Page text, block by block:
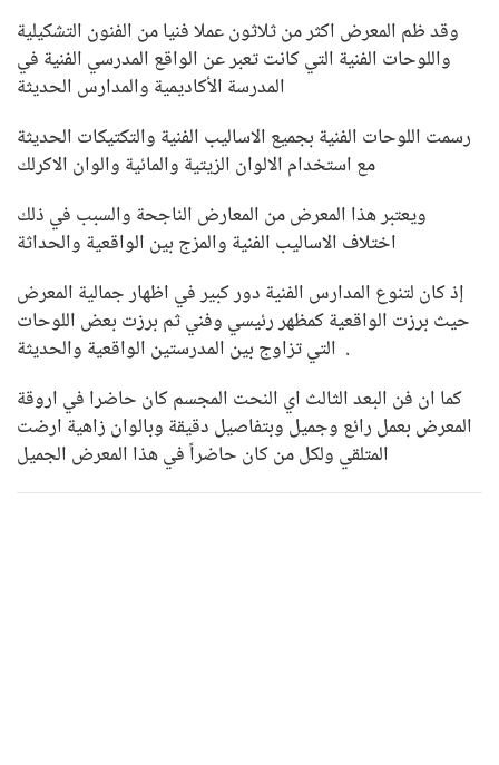
وقد ظم المعرض اكثر من ثلاثون عملا فنيا من الفنون التشكيلية
واللوحات الفنية التي كانت تعبر عن الواقع المدرسي الفنية في
المدرسة الأكاديمية والمدارس الحديثة
رسمت اللوحات الفنية بجميع الاساليب الفنية والتكتيكات الحديثة
مع استخدام الالوان الزيتية والمائية والوان الاكرلك
ويعتبر هذا المعرض من المعارض الناجحة والسبب في ذلك
اختلاف الاساليب الفنية والمزج بين الواقعية والحداثة
إذ كان لتنوع المدارس الفنية دور كبير في اظهار جمالية المعرض
حيث برزت الواقعية كمظهر رئيسي وفني ثم برزت بعض اللوحات
التي تزاوج بين المدرستين الواقعية والحديثة .
كما ان فن البعد الثالث اي النحت المجسم كان حاضرا في اروقة
المعرض بعمل رائع وجميل وبتفاصيل دقيقة وبالوان زاهية ارضت
المتلقي ولكل من كان حاضراً في هذا المعرض الجميل